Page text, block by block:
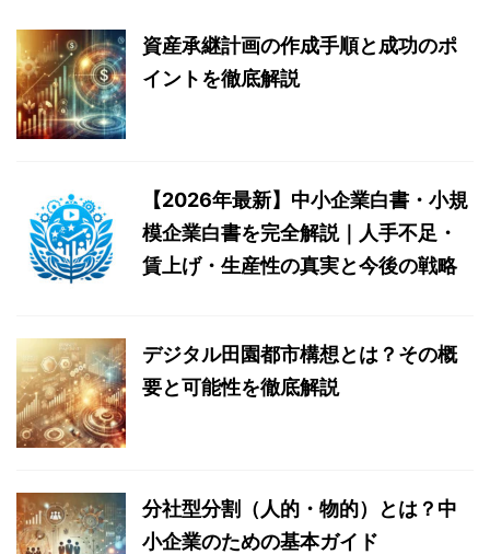
資産承継計画の作成手順と成功のポ
イントを徹底解説
【2026年最新】中小企業白書・小規
模企業白書を完全解説｜人手不足・
賃上げ・生産性の真実と今後の戦略
デジタル田園都市構想とは？その概
要と可能性を徹底解説
分社型分割（人的・物的）とは？中
小企業のための基本ガイド